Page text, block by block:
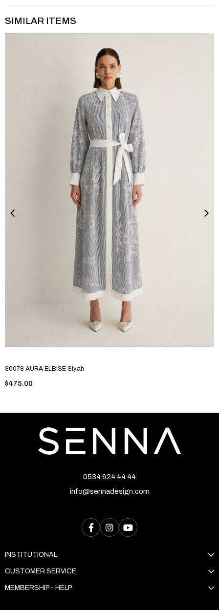
SIMILAR ITEMS
30078 AURA ELBISE Siyah
$475.00
0534 624 44 44
info@sennadesign.com
INSTITUTIONAL
CUSTOMER SERVICE
MEMBERSHIP - HELP